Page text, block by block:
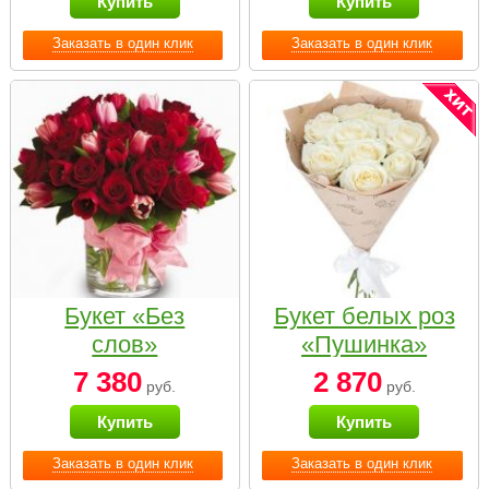
Заказать в один клик Заказать в один клик
Заказать в один клик
Букет «Без
слов»
7 380 руб.
Купить
Заказать в один клик
Букет белых роз
«Пушинка»
2 870руб.
Купить